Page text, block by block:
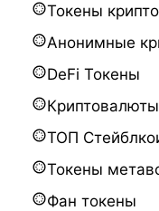
Токены
Анонимные
DeFi Токены
ТОП
Токены
Фан токены